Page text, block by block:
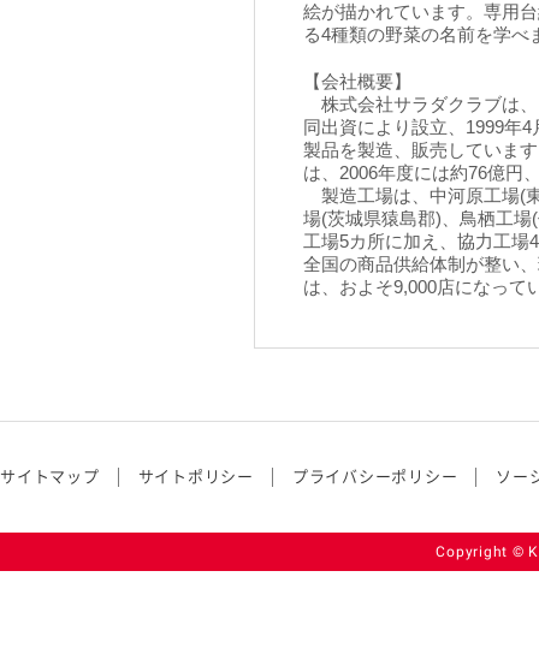
絵が描かれています。専用
る4種類の野菜の名前を学べ
【会社概要】
株式会社サラダクラブは
同出資により設立、1999年
製品を製造、販売していま
は、2006年度には約76億円
製造工場は、中河原工場(
場(茨城県猿島郡)、鳥栖工
工場5カ所に加え、協力工場
全国の商品供給体制が整い
は、およそ9,000店になって
サイトマップ サイトポリシー プライバシーポリシー ソー
Copyright ©